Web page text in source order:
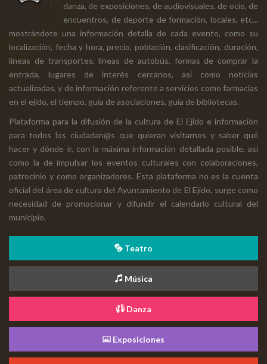
danza, de exposiciones, de audiovisuales, de ocio, de
encuentros, de deporte de formación, locales, etc...
mostrándote una información detalla de cada evento, como su
localización, fecha y hora, precio, población, clasificación, duración,
líneas de transportes, líneas de autobús, formas de comprar la
entrada, lugares de interés cercanos, así como noticias
actualizadas, y de información referente a servicios como farmacias
en el ejido, el tiempo, guía de asociaciones, guía de bibliotecas.
Plataforma para la difusión de la cultura de El Ejido e información
para todos los ciudadan@s que quieran visitarnos y saber qué
hacer y dónde ir, con la máxima información detallada posible, así
como la de impulsar los eventos culturales con colaboraciones,
patrocinio y como organizadores. Esta plataforma no es la cuenta
oficial del área de cultura del Ayuntamiento de El Ejido, surge como
necesidad de promocionar y difundir el calendario cultural del
municipio.
Teatro
Música
Danza
Exposiciones